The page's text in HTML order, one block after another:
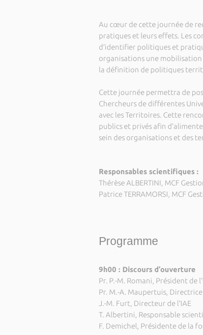
Au cœur de cette journée de
pratiques et leurs effets. Les
d’identifier politiques et
organisations une
la définition de politiques
Cette journée permettra de
Chercheurs de différentes
avec les Territoires. Cette
publics et privés afin
sein des organisations et des
Responsables scientifiques :
Thérèse ALBERTINI, MCF
Patrice TERRAMORSI, MCF
Programme
9h00 : Discours d’ouverture
Pr. P.-M. Romani, Président de
Pr. M.-A. Maupertuis, Directrice
J.-M. Furt, Directeur de l’IAE
T. Albertini, Responsable
F. Demichel, Présidente de la